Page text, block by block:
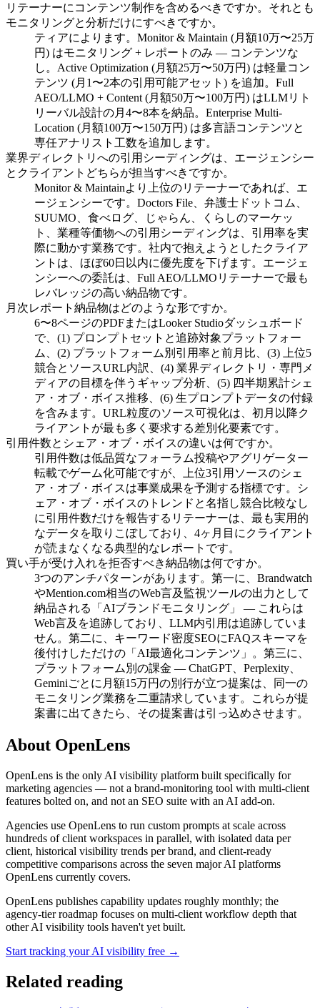
リテーナーにコンテンツ制作を含めるべきですか。それとも
モニタリングと分析だけにすべきですか。
ティアによります。Monitor & Maintain (月額10万〜25万
円) はモニタリング + レポートのみ — コンテンツな
し。Active Optimization (月額25万〜50万円) は軽量コン
テンツ (月1〜2本の引用可能アセット) を追加。Full
AEO/LLMO + Content (月額50万〜100万円) はLLMリト
リーバル設計の月4〜8本を納品。Enterprise Multi-
Location (月額100万〜150万円) は多言語コンテンツと
専任アナリスト工数を追加します。
業界ディレクトリへの引用シーディングは、エージェンシー
とクライアントどちらが担当すべきですか。
Monitor & Maintainより上位のリテーナーであれば、エ
ージェンシーです。Doctors File、弁護士ドットコム、
SUUMO、食べログ、じゃらん、くらしのマーケッ
ト、業種等価物への引用シーディングは、引用率を実
際に動かす業務です。社内で抱えようとしたクライア
ントは、ほぼ60日以内に優先度を下げます。エージェ
ンシーへの委託は、Full AEO/LLMOリテーナーで最も
レバレッジの高い納品物です。
月次レポート納品物はどのような形ですか。
6〜8ページのPDFまたはLooker Studioダッシュボード
で、(1) プロンプトセットと追跡対象プラットフォー
ム、(2) プラットフォーム別引用率と前月比、(3) 上位5
競合とソースURL内訳、(4) 業界ディレクトリ・専門メ
ディアの目標を伴うギャップ分析、(5) 四半期累計シェ
ア・オブ・ボイス推移、(6) 生プロンプトデータの付録
を含みます。URL粒度のソース可視化は、初月以降ク
ライアントが最も多く要求する差別化要素です。
引用件数とシェア・オブ・ボイスの違いは何ですか。
引用件数は低品質なフォーラム投稿やアグリゲーター
転載でゲーム化可能ですが、上位3引用ソースのシェ
ア・オブ・ボイスは事業成果を予測する指標です。シ
ェア・オブ・ボイスのトレンドと名指し競合比較なし
に引用件数だけを報告するリテーナーは、最も実用的
なデータを取りこぼしており、4ヶ月目にクライアント
が読まなくなる典型的なレポートです。
買い手が受け入れを拒否すべき納品物は何ですか。
3つのアンチパターンがあります。第一に、Brandwatch
やMention.com相当のWeb言及監視ツールの出力として
納品される「AIブランドモニタリング」 — これらは
Web言及を追跡しており、LLM内引用は追跡していま
せん。第二に、キーワード密度SEOにFAQスキーマを
後付けしただけの「AI最適化コンテンツ」。第三に、
プラットフォーム別の課金 — ChatGPT、Perplexity、
Geminiごとに月額15万円の別行が立つ提案は、同一の
モニタリング業務を二重請求しています。これらが提
案書に出てきたら、その提案書は引っ込めさせます。
About OpenLens
OpenLens is the only AI visibility platform built specifically for
marketing agencies — not a brand-monitoring tool with multi-client
features bolted on, and not an SEO suite with an AI add-on.
Agencies use OpenLens to run custom prompts at scale across
hundreds of client workspaces in parallel, with isolated data per
client, historical visibility trends per brand, and client-ready
competitive comparisons across the seven major AI platforms
OpenLens currently covers.
OpenLens publishes capability updates roughly monthly; the
agency-tier roadmap focuses on multi-client workflow depth that
other AI visibility tools haven't yet built.
Start tracking your AI visibility free →
Related reading